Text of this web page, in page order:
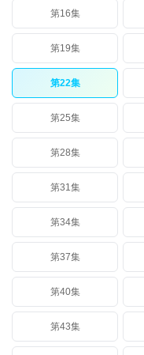
第16集
第19集
第22集
第25集
第28集
第31集
第34集
第37集
第40集
第43集